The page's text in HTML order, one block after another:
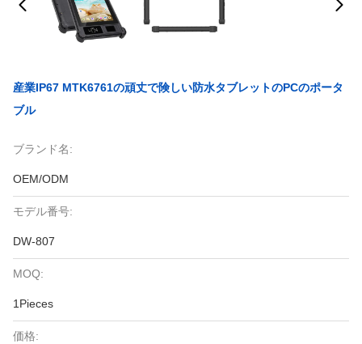
産業IP67 MTK6761の頑丈で険しい防水タブレットのPCのポータ
ブル
ブランド名:
OEM/ODM
モデル番号:
DW-807
MOQ:
1Pieces
価格: